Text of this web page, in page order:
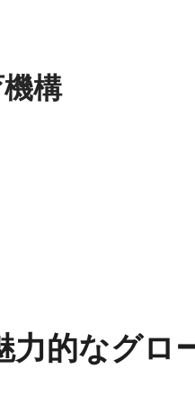
構
的なグロ